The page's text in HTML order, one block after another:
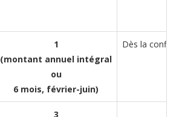
1
(montant annuel intégral
ou
6 mois, février-juin)
Dès la
3